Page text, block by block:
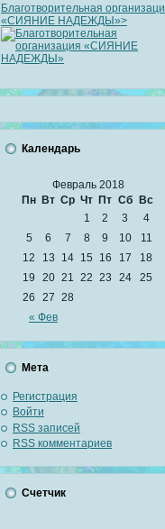
Благотворительная
«СИЯНИЕ НАДЕЖДЫ»>
Календарь
Февраль 2018
Пн Вт Ср Чт Пт Сб Вс
« Фев
1 2 3
4
5
6 7 8 9 10
11
12
13 14 15 16 17
18
19
20 21 22 23 24
25
26
27 28
Мета
Регистрация
Войти
RSS записей
RSS комментариев
Счетчик